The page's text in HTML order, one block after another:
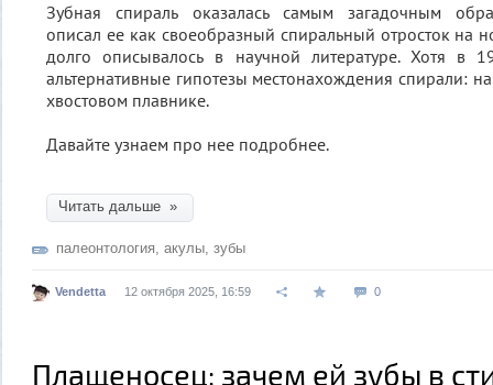
Зубная спираль оказалась самым загадочным
описал ее как своеобразный спиральный отросток на
долго описывалось в научной литературе. Хотя в
альтернативные гипотезы местонахождения спирали:
хвостовом плавнике.
Давайте узнаем про нее подробнее.
Читать дальше »
палеонтология, акулы, зубы
Vendetta 12 октября 2025, 16:59 0
Плащеносец: зачем ей зубы в